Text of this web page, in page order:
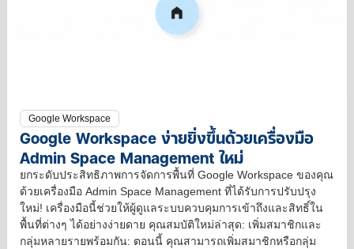
Google Workspace
Google Workspace ง่ายยิ่งขึ้นด้วยเครื่องมือ
Admin Space Management ใหม่
ยกระดับประสิทธิภาพการจัดการพื้นที่ Google Workspace ของคุณ
ด้วยเครื่องมือ Admin Space Management ที่ได้รับการปรับปรุง
ใหม่! เครื่องมือนี้ช่วยให้ผู้ดูแลระบบควบคุมการเข้าถึงและสิทธิ์ใน
พื้นที่ต่างๆ ได้อย่างง่ายดาย คุณสมบัติใหม่ล่าสุด: เพิ่มสมาชิกและ
กลุ่มหลายรายพร้อมกัน: ตอนนี้ คุณสามารถเพิ่มสมาชิกหรือกลุ่ม